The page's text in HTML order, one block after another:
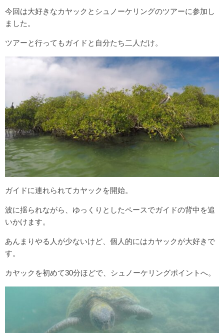
今回は大好きなカヤックとシュノーケリングのツアーに参加し
ました。
ツアーと行ってもガイドと自分たち二人だけ。
ガイドに連れられてカヤックを開始。
波に揺られながら、ゆっくりとしたペースでガイドの背中を追
いかけます。
あんまりやる人が少ないけど、個人的にはカヤックが大好きで
す。
カヤックを初めて30分ほどで、シュノーケリングポイントへ。